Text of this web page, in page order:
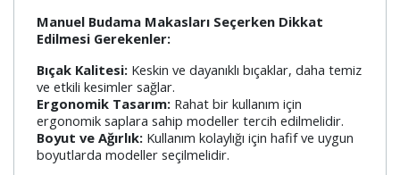
Manuel Budama Makasları Seçerken Dikkat
Edilmesi Gerekenler:
Bıçak Kalitesi: Keskin ve dayanıklı bıçaklar, daha temiz
ve etkili kesimler sağlar.
Ergonomik Tasarım: Rahat bir kullanım için
ergonomik saplara sahip modeller tercih edilmelidir.
Boyut ve Ağırlık: Kullanım kolaylığı için hafif ve uygun
boyutlarda modeller seçilmelidir.